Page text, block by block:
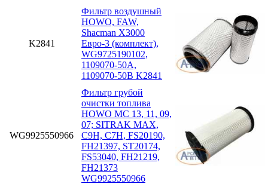
K2841
Фильтр воздушный
HOWO, FAW,
Shacman X3000
Евро-3 (комплект),
WG9725190102,
1109070-50A,
1109070-50B K2841
WG9925550966
Фильтр грубой
очистки топлива
HOWO MC 13, 11, 09,
07; SITRAK MAX,
C9H, C7H, FS20190,
FH21397, ST20174,
FS53040, FH21219,
FH21373
WG9925550966